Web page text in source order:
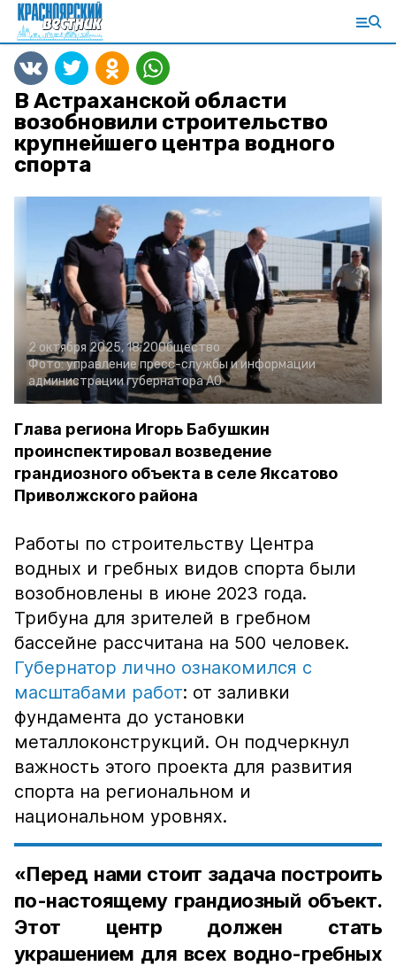
В Астраханской области
возобновили строительство
крупнейшего центра водного
спорта
2 октября 2025, 18:20Общество
Фото:управление пресс-службы и информации
администрации губернатора АО
Глава региона Игорь Бабушкин
проинспектировал возведение
грандиозного объекта в селе Яксатово
Приволжского района
Работы по строительству Центра
водных и гребных видов спорта были
возобновлены в июне 2023 года.
Трибуна для зрителей в гребном
бассейне рассчитана на 500 человек.
Губернатор лично ознакомился с
масштабами работ: от заливки
фундамента до установки
металлоконструкций. Он подчеркнул
важность этого проекта для развития
спорта на региональном и
национальном уровнях.
«Перед нами стоит задача построить
по-настоящему грандиозный объект.
Этот центр должен стать
украшением для всех водно-гребных